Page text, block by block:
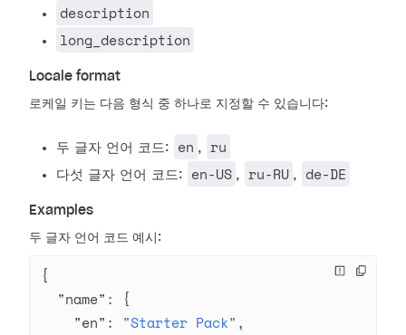
description
long_description
Locale format
로케일 키는 다음 형식 중 하나로 지정할 수 있습니다:
두 글자 언어 코드: en , ru
다섯 글자 언어 코드: en-US , ru-RU , de-DE
Examples
두 글자 언어 코드 예시:
{
  "name"
: {
    "en"
: "Starter Pack" ,